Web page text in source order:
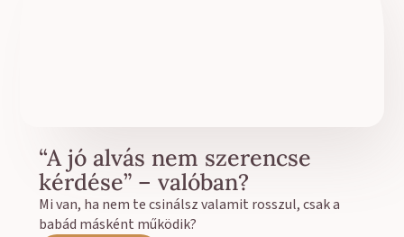
“A jó alvás nem szerencse
kérdése” – valóban?
Mi van, ha nem te csinálsz valamit rosszul, csak a
babád másként működik?